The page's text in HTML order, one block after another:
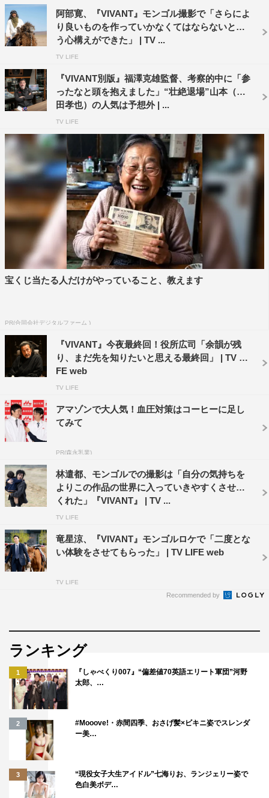
ん。性別も年齢も国籍も関係なく、自分の足で立っている
人に見えるように演じることが、一番説得力が出ると思い
ただ、薫は危うさも持ったキャラクターですよね。負傷し
ている乃木さんの居場所をあっさり警察に教えてしまうと
か、医師という立場では本来すべきでない選択を初っ端で
していたりと、内なるものが良くも悪くも熱血漢で人間く
さいところがあるなと思います。
◆福澤克雄監督とのエピソードをお聞かせください。
監督とジャミーン（Nandin-Erdene Khongorzul）とのや
りとりが心にすごく印象に残っています。彼女は芝居が初
めてでこの作品がデビュー作になるのですが、監督もそれ
だけに彼女に対してすごく愛情深く指導されていました。
日本での撮影はスタジオが多かったこともあり、ジャミち
ゃんのちょっとしたしぐさを監督がうまく切り取られてい
た感覚がありました。
とになったときに、しばらく長いシーンを演じていなかっ
たこともあり、ジャミちゃんと薫が一時的に別れるという
シーンがすごく難しくて。体を動かしながらお芝居をつな
げていくのはすごく難しいことなので、久しぶりというこ
ともあって、なかなかうまくいかなかったんです。
そこで監督がご自身でジャミちゃんを演じられたんです。
それがめちゃくちゃお上手で。そのおかげでいい意味で緊
張感が出たといいますか、監督に先にお手本を見せられち
ゃったら大変だ！と思いながら2人で演じました（笑）。
全力でやってくださる方なんだなととても印象的でした。
◆モンゴルでハマったものがあるそうですね。阿部さんが
二階堂さんからもらったものがあったと伺いました。
そうなんです（笑）。馬糞がすごくいい香りがすることに
驚きました。遊牧民の方に教えていただいたのですが「馬
の一節にもあるぐらい生活に根付いた知恵なのだそうで
◆2か月以上にわたったモンゴルでの生活で印象に残って
いるものはありますか？
撮影の帰りに遊牧民の方のお家にお邪魔したことがあった
た物の中で一番おいしかったです！モンゴルの地ではすご
くいろいろなことを考えさせられたり、学ばせていただき
ました。動物との関わりについて貴重なお話を伺ってアッ
プデートできたことがたくさんあったので、俳優としても
阿部寛、『VIVANT』モンゴル撮影で「さらによ
り良いものを作っていかなくてはならないとい
う心構えができた」 | TV ...
TV LIFE
『VIVANT別版』福澤克雄監督、考察的中に「参
ったなと頭を抱えました」“壮絶退場”山本（迫
田孝也）の人気は予想外 | ...
TV LIFE
宝くじ当たる人だけがやっていること、教えます
PR(合同会社デジタルファーム )
『VIVANT』今夜最終回！役所広司「余韻が残
り、まだ先を知りたいと思える最終回」 | TV LI
FE web
TV LIFE
アマゾンで大人気！血圧対策はコーヒーに足し
てみて
PR(森永乳業)
林遣都、モンゴルでの撮影は「自分の気持ちを
よりこの作品の世界に入っていきやすくさせて
くれた」『VIVANT』 | TV ...
TV LIFE
竜星涼、『VIVANT』モンゴルロケで「二度とな
い体験をさせてもらった」 | TV LIFE web
TV LIFE
Recommended by
ランキング
1
『しゃべくり007』“偏差値70英語エリート軍団”河野
太郎、…
2
#Mooove!・赤間四季、おさげ髪×ビキニ姿でスレンダ
ー美…
3
“現役女子大生アイドル”七海りお、ランジェリー姿で
色白美ボデ…